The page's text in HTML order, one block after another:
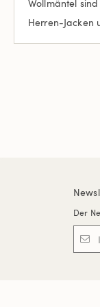
Wollmäntel
Herren-Jacken
Der